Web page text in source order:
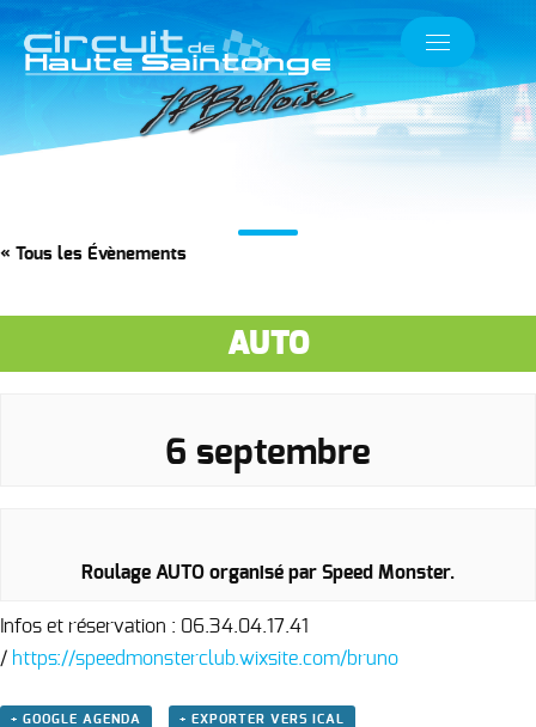
« Tous les Évènements
AUTO
6 septembre
Roulage AUTO organisé par Speed Monster.
Infos et réservation : 06.34.04.17.41
/ https://speedmonsterclub.wixsite.com/bruno
+ GOOGLE AGENDA + EXPORTER VERS ICAL